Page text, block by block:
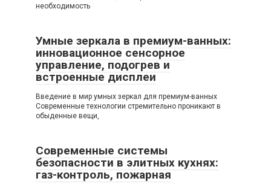
необходимость
Умные зеркала в премиум-ванных:
инновационное сенсорное
управление, подогрев и
встроенные дисплеи
Введение в мир умных зеркал для премиум-ванных
Современные технологии стремительно проникают в
обыденные вещи,
Современные системы
безопасности в элитных кухнях:
газ-контроль, пожарная